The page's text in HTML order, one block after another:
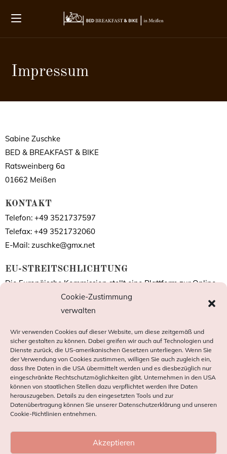
Cookie-Zustimmung
verwalten
Wir verwenden Cookies auf dieser Website, um diese zeitgemäß und
sicher gestalten zu können. Dabei greifen wir auch auf Technologien und
Dienste zurück, die US-amerikanischen Gesetzen unterliegen. Wenn Sie
der Verwendung von Cookies zustimmen, willigen Sie auch zugleich ein,
dass Ihre Daten in die USA übermittelt werden und es diesbezüglich nur
eingeschränkte Rechtschutzmöglichkeiten gibt. Unternehmen in den USA
können von staatlichen Stellen dazu verpflichtet werden Ihre Daten
herauszugeben. Details zu den eingesetzten Tools und zur
Datenübertragung können Sie unserer Datenschutzerklärung und unseren
Cookie-Richtlinien entnehmen.
Akzeptieren
Impressum
Sabine Zuschke
BED & BREAKFAST & BIKE
Ratsweinberg 6a
01662 Meißen
KONTAKT
Telefon: +49 3521737597
Telefax: +49 3521732060
E-Mail: zuschke@gmx.net
EU-STREITSCHLICHTUNG
Die Europäische Kommission stellt eine Plattform zur Online-
Streitbeilegung (OS) bereit:
https://ec.europa.eu/consumers/odr/
VERBRAUCHER­STREIT­
BEILEGUNG/UNIVERSAL­SCHLICHTUNGS­
STELLE
Wir sind nicht bereit oder verpflichtet, an
Streitbeilegungsverfahren vor einer
Verbraucherschlichtungsstelle teilzunehmen.